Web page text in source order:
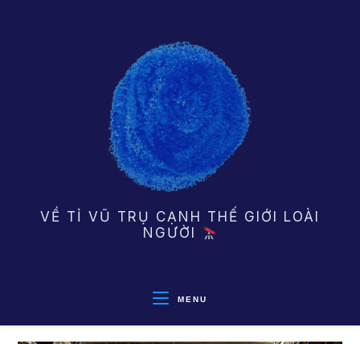
VỀ TỈ VŨ TRỤ CẠNH THẾ GIỚI LOÀI
NGƯỜI
MENU